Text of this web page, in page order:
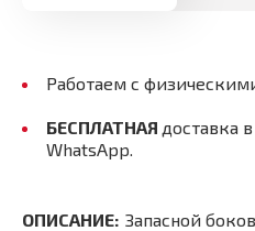
Работаем с
БЕСПЛАТНАЯ доставка
WhatsApp.
ОПИСАНИЕ: Запасной